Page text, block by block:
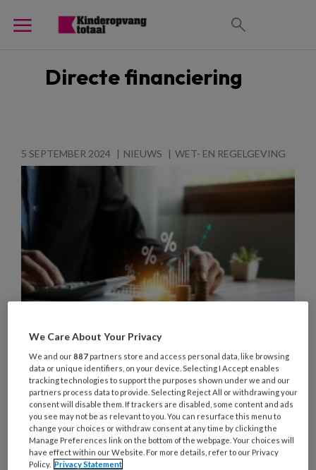
Directe financiering
5 SEPTEMBER 2024 NIEUWS WET- EN REGELGEVING
Welk tarief is redelijk om te
hanteren voor
kinderopvangorganisaties?
Ieder najaar maakt de overheid bekend met welk
percentage de kinderopvangtoeslag
We Care About Your Privacy
We and our887 partners store and access personal data, like browsing
data or unique identifiers, on your device. Selecting I Accept enables
tracking technologies to support the purposes shown under we and our
partners process data to provide. Selecting Reject All or withdrawing your
consent will disable them. If trackers are disabled, some content and ads
you see may not be as relevant to you. You can resurface this menu to
change your choices or withdraw consent at any time by clicking the
Manage Preferences link on the bottom of the webpage. Your choices will
have effect within our Website. For more details, refer to our Privacy
Policy. Privacy Statement